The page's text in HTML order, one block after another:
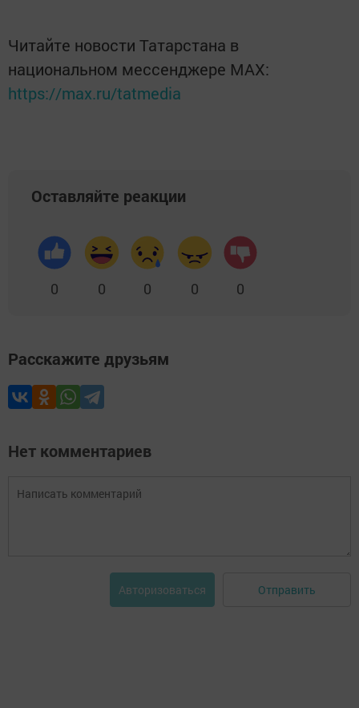
Читайте новости Татарстана в
национальном мессенджере MАХ:
https://max.ru/tatmedia
Оставляйте реакции
0 0 0 0 0
Расскажите друзьям
Нет комментариев
Авторизоваться Отправить